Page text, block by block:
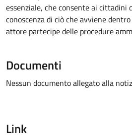
essenziale, che consente ai cittadini
conoscenza di ciò che avviene
attore partecipe delle procedure
Documenti
Nessun documento allegato alla
Link